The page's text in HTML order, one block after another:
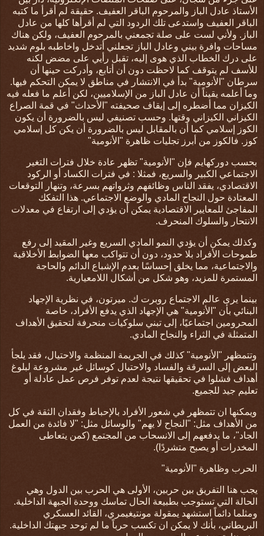
الأستاذ عادل الباز والمرحوم الباقر العفيف. حقيقة لم أقرأ ما كتبه
الباقر العفيف واستدعى تلك الردود التي لم أقرأها كلها من عادل
الباز. ولأني لست على صلة تجمعني بالمرحوم العفيف، ولكن هناك
مساحات وافرة بيني وعادل الباز تجعلني أتدخل واخاطبه بلوم شديد
على درك الخطاب الذي هوى إليه، تقبل رأيي على مضض لكنه
للأسف لم يتوقف كما لاحظت دون أن أتابع، وأدركت حينها أن
سرطان "الأنومية" بدأ في الانتشار في مناطق لا يمكن التحكم فيها.
وما أعلمه يقيناً أن عادل الباز من الإسلاميين، لكن أعلم ما فعله فيه
الكيزان مما أضطره إلى إيقاف صحيفته "الأحداث" في قمة الصراع
الكيزاني الكيزاني وقتها. وحسب تصنيفي ليس بالضرورة أن يكون
الكوز إسلامي كما أن بالمقابل ليس بالضرورة أن يكن كل إسلامي
كوز. فالكوز من أبرز تجليات ظاهرة "الأنومية"
بحسب دوركهايم فإن "الأنومية" تظهر عادة خلال فترات التغير
الاجتماعي الكبير والسريع، فمثلا : في فترات الكساد أو الركود
الاقتصادي، يفقد الناس وظائفهم وثرواتهم بسرعة، وتنهار التوقعات
المعتادة حول النجاح المادي والوضع الاجتماعي. هذا التفكك
المفاجئ للمعايير الاقتصادية يمكن أن يؤدي إلى ارتفاع في معدلات
الانتحار والسلوك المنحرف.
وكذلك يمكن أن يؤدي النمو المادي السريع وغير المقيد إلى رفع
طموحات الأفراد بلا حدود، دون أن تتواكب معها الضوابط الأخلاقية
والاجتماعية، مما يخلق إحساسًا بعدم الإشباع الدائم والحاجة
المستمرة للمزيد، وهو شكل من أشكال اللامعيارية.
بينما يرى عالم الاجتماع روبرت ك. ميرتون، في نظرية الإجهاد
البنائي بأن "الأنومية" هي الإجهاد الذي يدفع الأفراد، خاصة
المحرومين اجتماعيًا، إلى تبني سلوكيات منحرفة لتحقيق الأهداف
المتمثلة في الثراء والنجاح المادي.
وتتمظهر "الأنومية" كذلك في الجريمة المنظمة والاحتيال، فقد يلجأ
البعض إلى السرقة والفساد والاحتيال كوسائل غير مشروعة لبلوغ
أهداف فشلوا في تحقيقها نتيجة لعدم توفر فرص عمل عادلة أو
تعليم جيد للجميع.
ويمكنها ان تتمظهر في شعور
الأفراد بالإحباط وفقدان الثقة في كل
من الأهداف مثل: "النجاح لا يهم" والوسائل مثل: "لا فائدة من العمل
الجاد"، ما يدفعهم إلى الانسحاب من المجتمع (كمن يتعاطى
المخدرات أو يصبح متشردًا).
الحرب وظاهرة "الأنومية"
يجب هنا التفريق بين حربين، الأولى هي الحرب بين الدول وهي
الحالة التي تستوجب بطبيعة الحال تماسك ووحدة الجبهة الداخلية.
ومثلما دائماً استشهد يمقولة مونتيغيمري، القائد العسكري
البريطاني، بأنك لا يمكن ان تكسب حرباً ما لم توحد جبهتك الداخلية.